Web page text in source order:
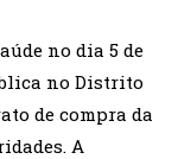
no dia 5 de
no Distrito
de compra da
A